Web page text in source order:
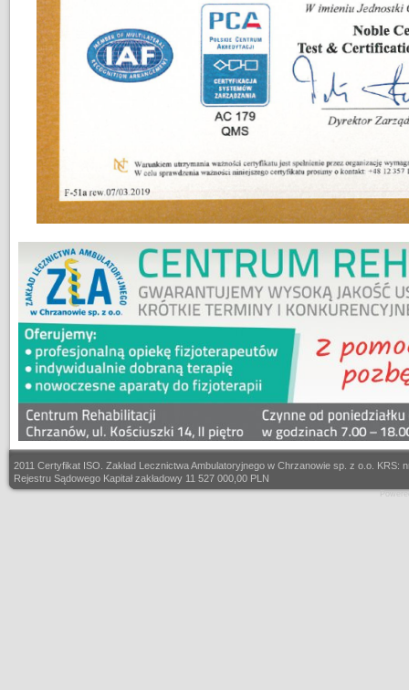
2011 Certyfikat ISO. Zakład Lecznictwa Ambulatoryjnego w Chrzanowie sp. z o.o.
Rejestru Sądowego Kapitał zakładowy 11 527 000,00 PLN